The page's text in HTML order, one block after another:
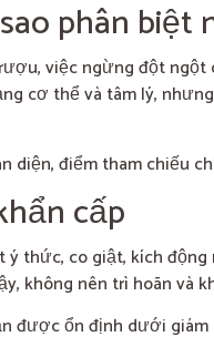
phân biệt
việc ngừng đột
cơ thể và tâm lý,
diện, điểm tham chiếu
cấp
ý thức, co giật, kích
không nên trì hoãn và
được ổn định dưới